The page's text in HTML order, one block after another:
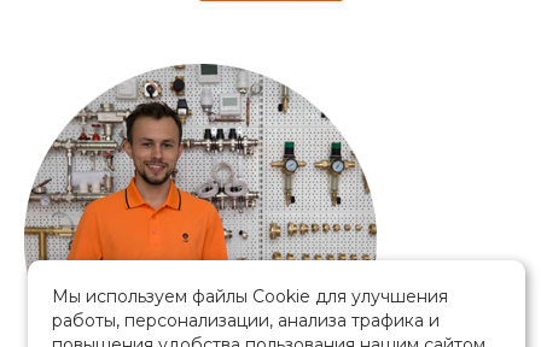
Мы используем файлы Cookie для улучшения
работы, персонализации, анализа трафика и